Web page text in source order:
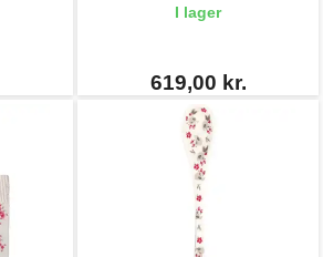
I lager
619,00 kr.